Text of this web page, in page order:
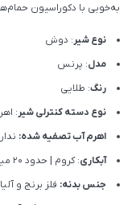
به‌خوبی با دکوراسیون
نوع شیر: دوش
مدل: پرنس
رنگ: طلایی
نوع دسته کنترلی شیر:
اهرم آب تصفیه شده:
آبکاری: کروم | حدود 20 میکرون
جنس بدنه: فلز برنج و